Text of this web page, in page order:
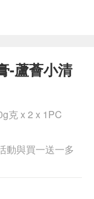
-蘆薈小清
克 x 2 x 1PC
動與買一送一多